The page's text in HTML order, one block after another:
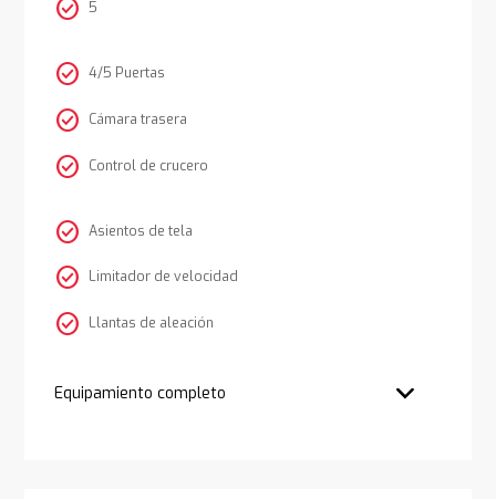
check_circle 5
check_circle 4/5 Puertas
check_circle Cámara trasera
check_circle Control de crucero
check_circle Asientos de tela
check_circle Limitador de velocidad
check_circle Llantas de aleación
Equipamiento completo